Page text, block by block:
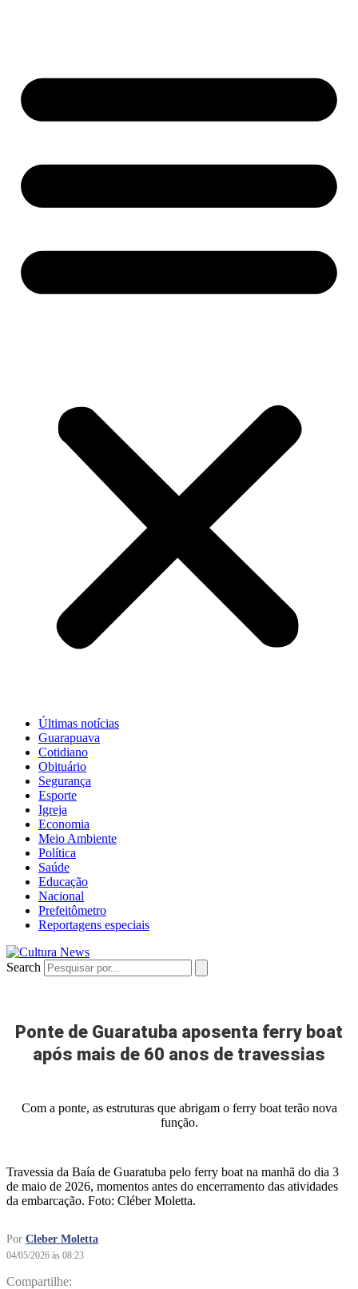
Últimas notícias
Guarapuava
Cotidiano
Obituário
Segurança
Esporte
Igreja
Economia
Meio Ambiente
Política
Saúde
Educação
Nacional
Prefeitômetro
Reportagens especiais
Search
Ponte de Guaratuba aposenta ferry boat
após mais de 60 anos de travessias
Com a ponte, as estruturas que abrigam o ferry boat terão nova
função.
Travessia da Baía de Guaratuba pelo ferry boat na manhã do dia 3
de maio de 2026, momentos antes do encerramento das atividades
da embarcação. Foto: Cléber Moletta.
Por Cleber Moletta
04/05/2026 às 08:23
Compartilhe: